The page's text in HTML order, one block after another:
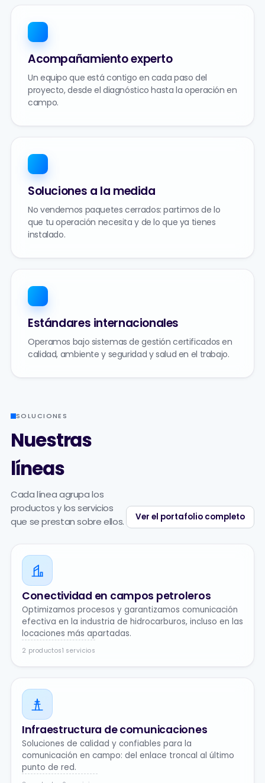
Acompañamiento experto
Un equipo que está contigo en cada paso del
proyecto, desde el diagnóstico hasta la operación en
campo.
Soluciones a la medida
No vendemos paquetes cerrados: partimos de lo
que tu operación necesita y de lo que ya tienes
instalado.
Estándares internacionales
Operamos bajo sistemas de gestión certificados en
calidad, ambiente y seguridad y salud en el trabajo.
SOLUCIONES
Nuestras
líneas
Cada línea agrupa los
productos y los servicios
que se prestan sobre ellos.
Ver el portafolio completo
Conectividad en campos petroleros
Optimizamos procesos y garantizamos comunicación
efectiva en la industria de hidrocarburos, incluso en las
locaciones más apartadas.
2 productos1 servicios
Infraestructura de comunicaciones
Soluciones de calidad y confiables para la
comunicación en campo: del enlace troncal al último
punto de red.